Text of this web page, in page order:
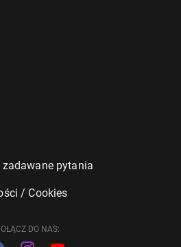
ul­ti­ma­tum w sprawie
zadawane pytania
/ Cookies
DO NAS: